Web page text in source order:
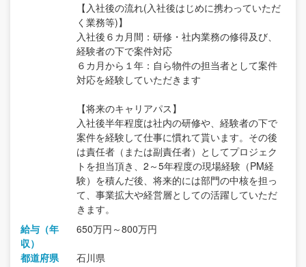
【入社後の流れ(入社後はじめに携わっていただ
く業務等)】
入社後６カ月間：研修・社内業務の修得及び、
経験者の下で案件対応
６カ月から１年：自ら物件の担当者として案件
対応を経験していただきます
【将来のキャリアパス】
入社後半年程度は社内の研修や、経験者の下で
案件を経験して仕事に慣れて貰います。その後
は責任者（または副責任者）としてプロジェク
トを担当頂き、2～5年程度の現場経験（PM経
験）を積んだ後、将来的には部門の中核を担っ
て、事業拡大や経営層としての活躍していただ
きます。
給与（年
収）
650万円～800万円
都道府県
石川県